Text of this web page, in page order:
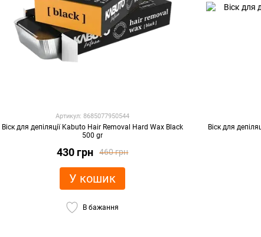
Артикул: 8685077950544
Віск для депіляції Kabuto Hair Removal Hard Wax Black
500 gr
460 грн
430 грн
У кошик
В бажання
Віск для